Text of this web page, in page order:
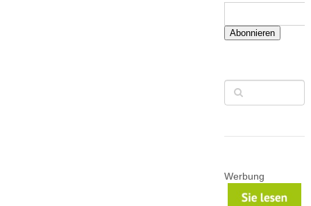
Abonnieren
Werbung